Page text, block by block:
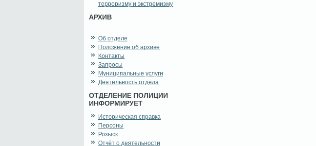
терроризму и экстремизму
АРХИВ
Об отделе
Положение об архиве
Контакты
Запросы
Муниципальные услуги
Деятельность отдела
ОТДЕЛЕНИЕ ПОЛИЦИИ
ИНФОРМИРУЕТ
Историческая справка
Персоны
Розыск
Отчёт о деятельности